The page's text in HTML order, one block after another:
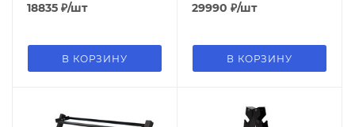
18835 ₽/шт
В КОРЗИНУ
29990 ₽/шт
В КОРЗИНУ